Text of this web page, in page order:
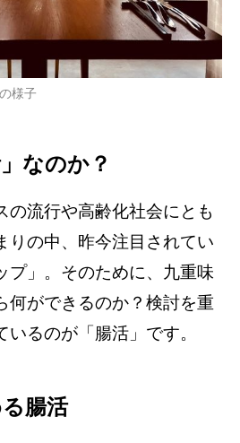
様子
なのか？
の流行や高齢化社会にとも
りの中、昨今注目されてい
プ」。そのために、九重味
何ができるのか？検討を重
るのが「腸活」です。
腸活